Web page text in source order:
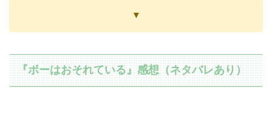
▼
『ボーはおそれている』感想（ネタバレあり）